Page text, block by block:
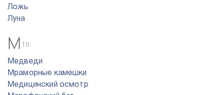
Ложь
Луна
М 10
Медведи
Мраморные камешки
Медицинский осмотр